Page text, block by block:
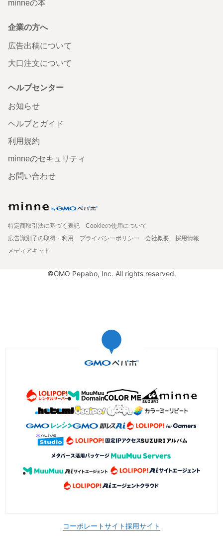
minneの本
企業の方へ
広告出稿について
大口注文について
ヘルプセンター
お知らせ
ヘルプとガイド
利用規約
minneのセキュリティ
お問い合わせ
特定商取引法に基づく表記
Cookieの使用について
広告識別子の取得・利用
プライバシーポリシー 会社概要
採用情報
メディアキット
©GMO Pepabo, Inc. All rights reserved.
コーポレートサイト採用サイト